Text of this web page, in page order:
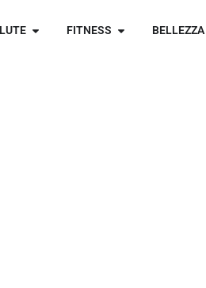
FITNESS BELLEZZA